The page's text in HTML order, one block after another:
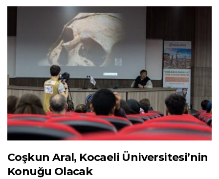
Coşkun Aral, Kocaeli Üniversitesi’nin
Konuğu Olacak